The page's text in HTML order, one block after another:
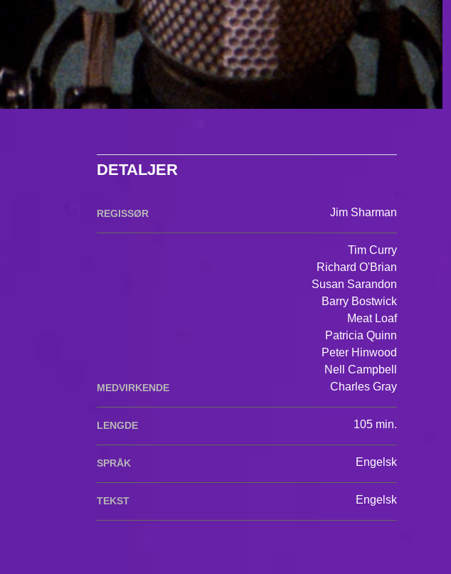
DETALJER
REGISSØR Jim Sharman
MEDVIRKENDE
Tim Curry
Richard O'Brian
Susan Sarandon
Barry Bostwick
Meat Loaf
Patricia Quinn
Peter Hinwood
Nell Campbell
Charles Gray
LENGDE 105 min.
SPRÅK Engelsk
TEKST Engelsk